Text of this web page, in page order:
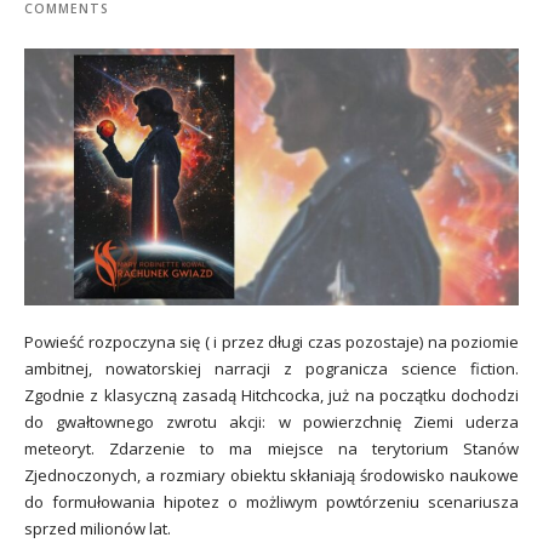
COMMENTS
Powieść rozpoczyna się ( i przez długi czas pozostaje) na poziomie
ambitnej, nowatorskiej narracji z pogranicza science fiction.
Zgodnie z klasyczną zasadą Hitchcocka, już na początku dochodzi
do gwałtownego zwrotu akcji: w powierzchnię Ziemi uderza
meteoryt. Zdarzenie to ma miejsce na terytorium Stanów
Zjednoczonych, a rozmiary obiektu skłaniają środowisko naukowe
do formułowania hipotez o możliwym powtórzeniu scenariusza
sprzed milionów lat.